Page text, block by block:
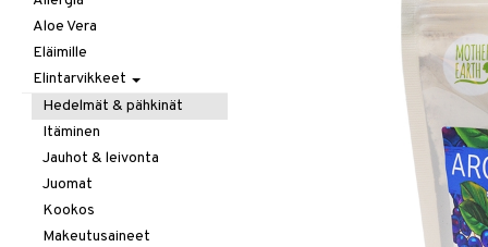
Silmät
Aloe Vera
Eläimille
Elintarvikkeet
Hedelmät & pähkinät
Itäminen
Jauhot & leivonta
Juomat
Kookos
Makeutusaineet